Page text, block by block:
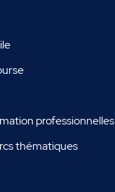
professionnelles
thématiques